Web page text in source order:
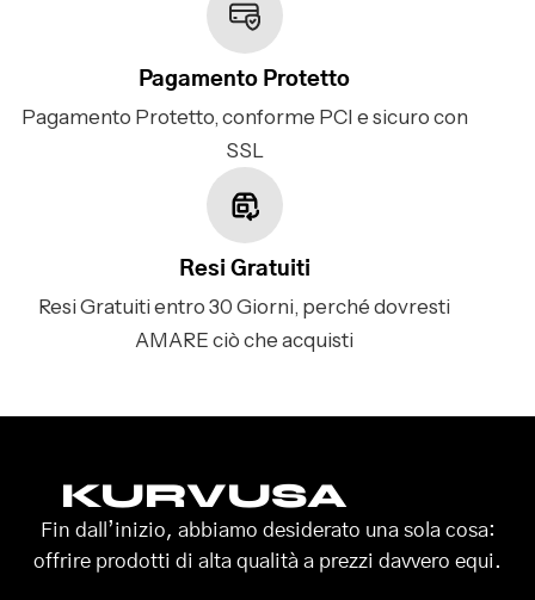
Pagamento Protetto
Pagamento Protetto, conforme PCI e sicuro con
SSL
Resi Gratuiti
Resi Gratuiti entro 30 Giorni, perché dovresti
AMARE ciò che acquisti
KURVUSA
Fin dall’inizio, abbiamo desiderato una sola cosa:
offrire prodotti di alta qualità a prezzi davvero equi.